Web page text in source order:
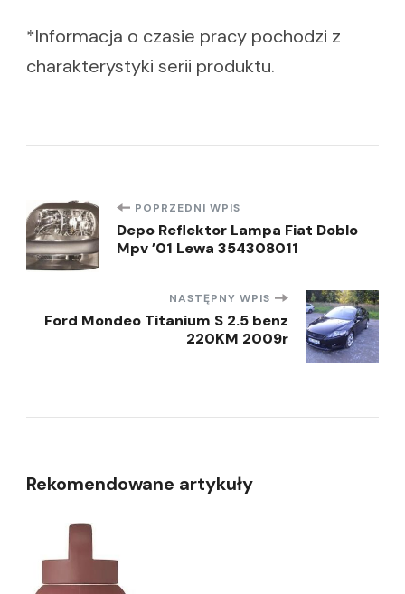
*Informacja o czasie pracy pochodzi z
charakterystyki serii produktu.
Nawigacja
wpisu
POPRZEDNI WPIS
Depo Reflektor Lampa Fiat Doblo
Mpv ’01 Lewa 354308011
NASTĘPNY WPIS
Ford Mondeo Titanium S 2.5 benz
220KM 2009r
Rekomendowane artykuły